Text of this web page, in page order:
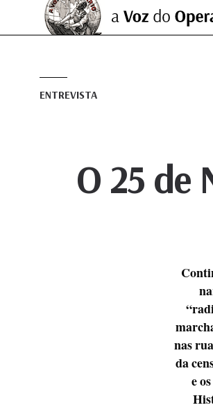
ENTREVISTA
O 25 de
nas
da
e